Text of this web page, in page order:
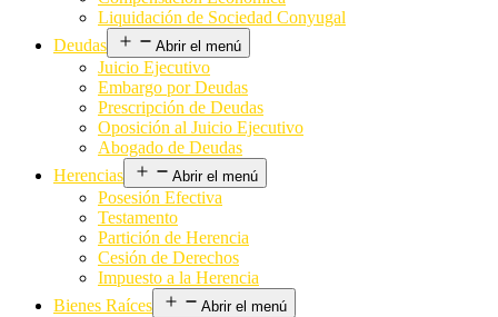
Liquidación de Sociedad Conyugal
Deudas
Abrir el menú
Juicio Ejecutivo
Embargo por Deudas
Prescripción de Deudas
Oposición al Juicio Ejecutivo
Abogado de Deudas
Herencias
Abrir el menú
Posesión Efectiva
Testamento
Partición de Herencia
Cesión de Derechos
Impuesto a la Herencia
Bienes Raíces
Abrir el menú